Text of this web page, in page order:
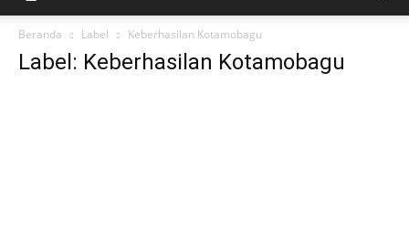
Beranda Label Keberhasilan Kotamobagu
Label: Keberhasilan Kotamobagu